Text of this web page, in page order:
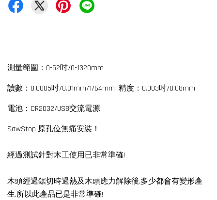
測量範圍：0-52吋/0-1320mm
讀數：0.0005吋/0.01mm/1/64mm 精度：0.003吋/0.08mm
電池：CR2032/USB交流電源
SawStop 原孔位無痛安裝！
經過測試針對木工使用已非常準確!
木頭經過鋸切時過熱及木頭應力解除後,多少都會有變形產
生,所以此產品已是非常準確!